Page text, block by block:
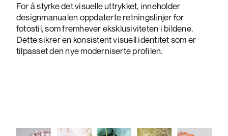
For å styrke det visuelle uttrykket, inneholder
designmanualen oppdaterte retningslinjer for
fotostil, som fremhever eksklusiviteten i bildene.
Dette sikrer en konsistent visuell identitet som er
tilpasset den nye moderniserte profilen.